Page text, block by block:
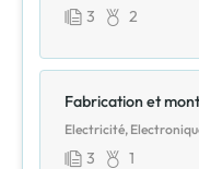
3 2
Fabrication et
Electricité,
3 1